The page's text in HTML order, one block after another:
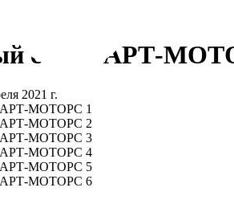
стиль АРТ-
2021 г.